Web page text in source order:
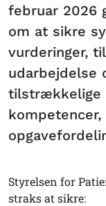
februar 2026
om at sikre
vurderinger,
udarbejdelse
tilstrækkelige
Styrelsen for
straks at sikre: